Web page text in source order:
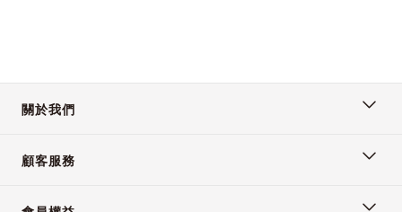
關於我們
顧客服務